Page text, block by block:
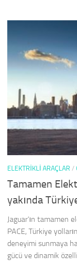
ELEKTRIKLI ARAÇLAR /
Tamamen
yakında
Jaguar’ın tamamen
PACE, Türkiye
deneyimi sunmaya
gücü ve dinamik